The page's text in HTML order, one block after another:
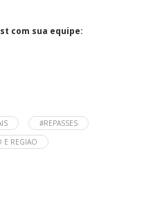
com sua equipe:
#REPASSES
E REGIAO